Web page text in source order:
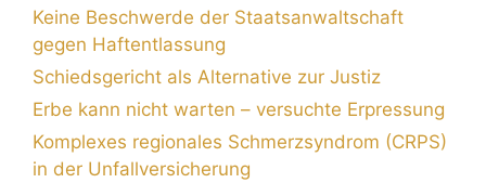
Keine Beschwerde der Staatsanwaltschaft
gegen Haftentlassung
Schiedsgericht als Alternative zur Justiz
Erbe kann nicht warten – versuchte Erpressung
Komplexes regionales Schmerzsyndrom (CRPS)
in der Unfallversicherung